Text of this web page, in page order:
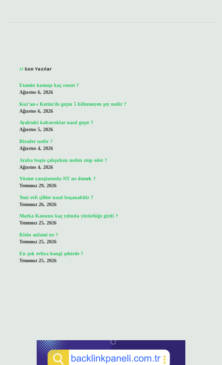
Son Yazılar
Etamin kumaşı kaç count ?
Ağustos 6, 2026
Kur’an-ı Kerim’de geçen 5 bilinmeyen şey nedir ?
Ağustos 6, 2026
Ayaktaki kabarcıklar nasıl geçer ?
Ağustos 5, 2026
Birader nedir ?
Ağustos 4, 2026
Araba boşta çalışırken neden stop eder ?
Ağustos 4, 2026
Yüzme yarışlarında NT ne demek ?
Temmuz 29, 2026
Yeni evli çiftler nasıl boşanabilir ?
Temmuz 26, 2026
Marka Kanunu kaç yılında yürürlüğe girdi ?
Temmuz 25, 2026
Klein anlami ne ?
Temmuz 25, 2026
En çok evliya hangi şehirde ?
Temmuz 25, 2026